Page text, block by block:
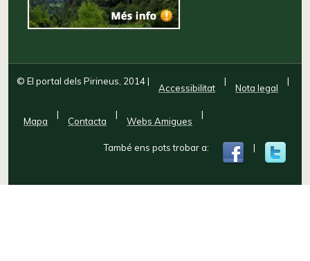
© El portal dels Pirineus, 2014|
Accessibilitat
|
Nota legal
|
Mapa
|
Contacta
|
Webs Amigues
|
També ens pots trobar a: |